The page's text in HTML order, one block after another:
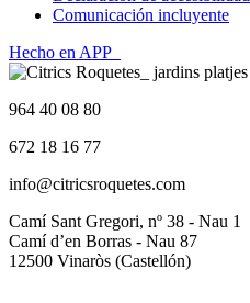
Comunicación incluyente
Hecho en APP_
964 40 08 80
672 18 16 77
info@citricsroquetes.com
Camí Sant Gregori, nº 38 - Nau 1
Camí d’en Borras - Nau 87
12500 Vinaròs (Castellón)